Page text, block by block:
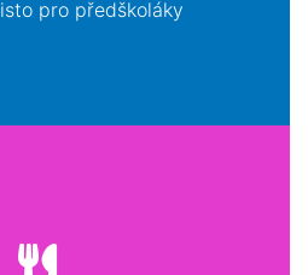
pro předškoláky